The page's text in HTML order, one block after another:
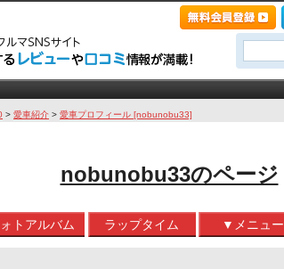
> 愛車紹介 > 愛車プロフィール [nobunobu33]
nobunobu33のページ
トアルバム ラップタイム ▼メニュー